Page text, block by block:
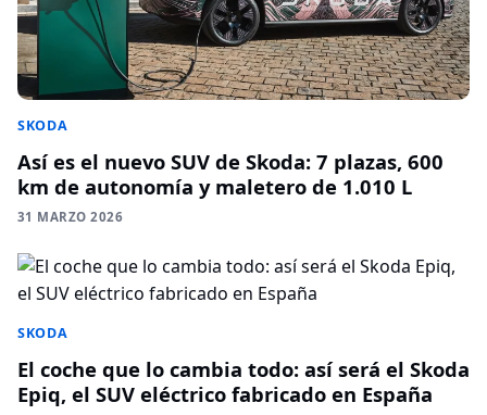
SKODA
Así es el nuevo SUV de Skoda: 7 plazas, 600
km de autonomía y maletero de 1.010 L
31 MARZO 2026
SKODA
El coche que lo cambia todo: así será el Skoda
Epiq, el SUV eléctrico fabricado en España